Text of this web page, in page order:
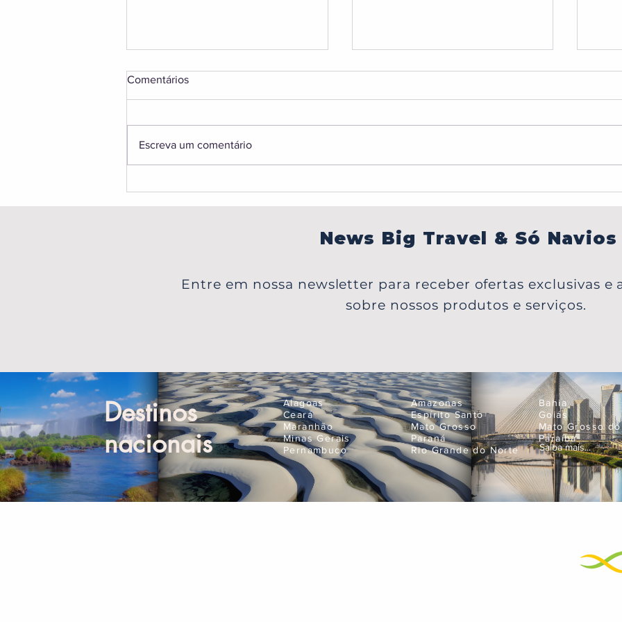
Comentários
Escreva um comentário
News Big Travel & Só Navios
Entre em nossa newsletter para receber ofertas exclusivas e
sobre nossos produtos e serviços.
Destinos
nacionais
Saiba mais...
Alagoas
Ceará
Maranhão
Minas Gerais
Pernambuco
Amazonas
Espírito Santo
Mato Grosso
Paraná
Rio Grande do Norte
Bahia
Goiás
Mato Grosso
Paraíba